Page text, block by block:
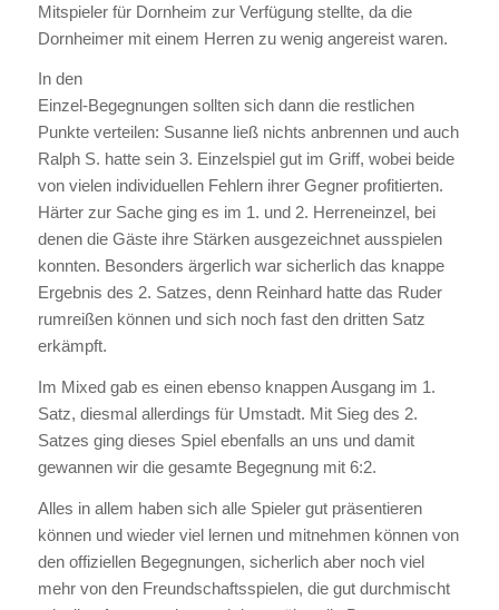
Mitspieler für Dornheim zur Verfügung stellte, da die
Dornheimer mit einem Herren zu wenig angereist waren.
In den
Einzel-Begegnungen sollten sich dann die restlichen
Punkte verteilen: Susanne ließ nichts anbrennen und auch
Ralph S. hatte sein 3. Einzelspiel gut im Griff, wobei beide
von vielen individuellen Fehlern ihrer Gegner profitierten.
Härter zur Sache ging es im 1. und 2. Herreneinzel, bei
denen die Gäste ihre Stärken ausgezeichnet ausspielen
konnten. Besonders ärgerlich war sicherlich das knappe
Ergebnis des 2. Satzes, denn Reinhard hatte das Ruder
rumreißen können und sich noch fast den dritten Satz
erkämpft.
Im Mixed gab es einen ebenso knappen Ausgang im 1.
Satz, diesmal allerdings für Umstadt. Mit Sieg des 2.
Satzes ging dieses Spiel ebenfalls an uns und damit
gewannen wir die gesamte Begegnung mit 6:2.
Alles in allem haben sich alle Spieler gut präsentieren
können und wieder viel lernen und mitnehmen können von
den offiziellen Begegnungen, sicherlich aber noch viel
mehr von den Freundschaftsspielen, die gut durchmischt